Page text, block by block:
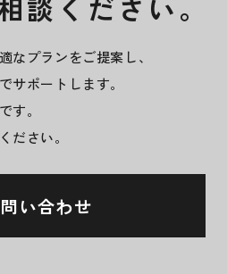
談ください。
なプランをご提案し、
サポートします。
す。
ださい。
い合わせ